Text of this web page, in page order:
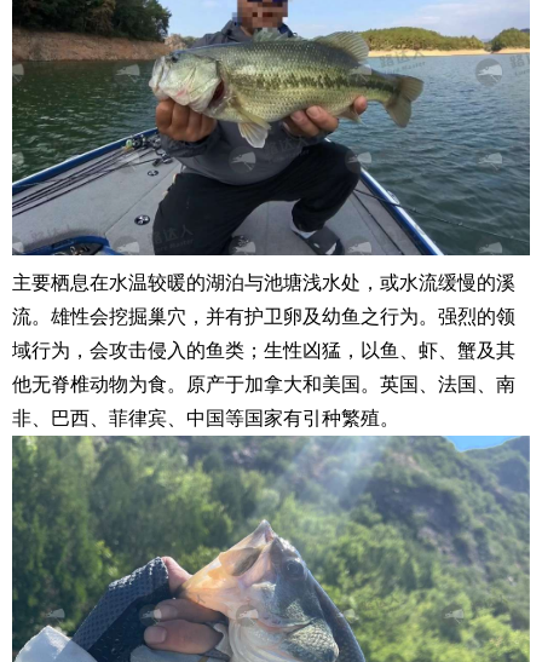
主要栖息在水温较暖的湖泊与池塘浅水处，或水流缓慢的溪
流。雄性会挖掘巢穴，并有护卫卵及幼鱼之行为。强烈的领
域行为，会攻击侵入的鱼类；生性凶猛，以鱼、虾、蟹及其
他无脊椎动物为食。原产于加拿大和美国。英国、法国、南
非、巴西、菲律宾、中国等国家有引种繁殖。